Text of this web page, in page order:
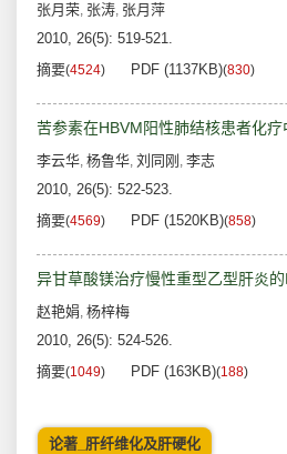
张月荣, 张涛, 张月萍
2010, 26(5): 519-521.
摘要(4524) PDF (1137KB)(830)
苦参素在HBVM阳性肺结核患者化疗
李云华, 杨鲁华, 刘同刚 , 李志
2010, 26(5): 522-523.
摘要(4569) PDF (1520KB)(858)
异甘草酸镁治疗慢性重型乙型肝炎
赵艳娟, 杨梓梅
2010, 26(5): 524-526.
摘要(1049) PDF (163KB)(188)
论著_肝纤维化及肝硬化